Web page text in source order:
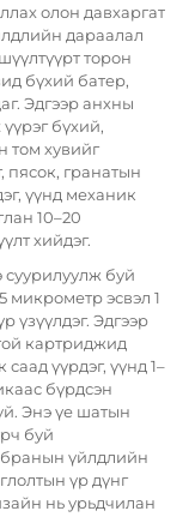
олон давхаргат
дараалал
торон
бүхий батер,
Эдгээр анхны
бүхий,
том хувийг
пясок, гранатын
үүнд механик
10–20
хийдэг.
буй
микрометр эсвэл 1
үзүүлдэг. Эдгээр
картриджид
үүрдэг, үүнд 1–
бүрдсэн
Энэ үе шатын
буй
үйлдлийн
үр дүнг
нь урьдчилан